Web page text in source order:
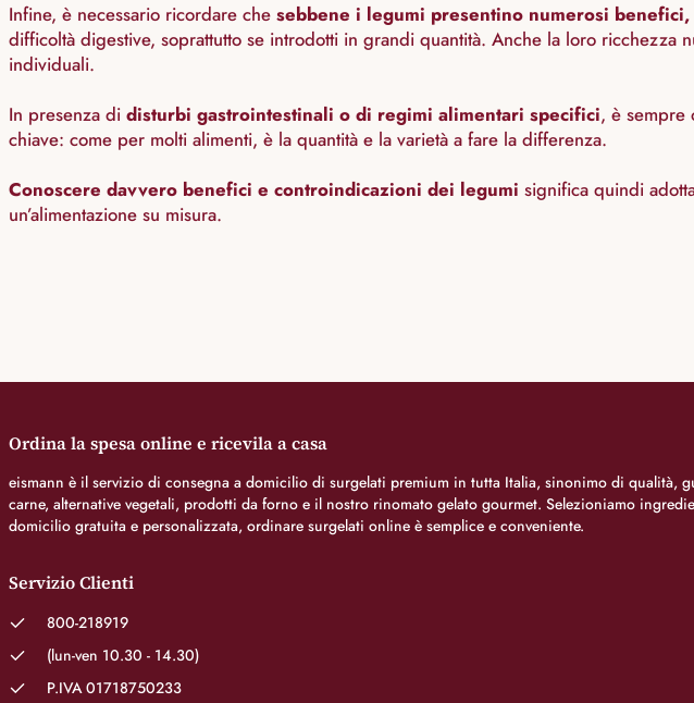
Infine, è necessario ricordare che sebbene i legumi presentino numerosi
difficoltà digestive, soprattutto se introdotti in grandi quantità. Anche la loro ricchezza
individuali.
In presenza di disturbi gastrointestinali o di regimi alimentari specifici, è sempre
chiave: come per molti alimenti, è la quantità e la varietà a fare la differenza.
Conoscere davvero benefici e controindicazioni dei legumi significa quindi
un’alimentazione su misura.
Ordina la spesa online e ricevila a casa
eismann è il servizio di consegna a domicilio di surgelati premium in tutta Italia, sinonimo di qualità,
carne, alternative vegetali, prodotti da forno e il nostro rinomato gelato gourmet. Selezioniamo
domicilio gratuita e personalizzata, ordinare surgelati online è semplice e conveniente.
Servizio Clienti
800-218919
(lun-ven 10.30 - 14.30)
P.IVA 01718750233